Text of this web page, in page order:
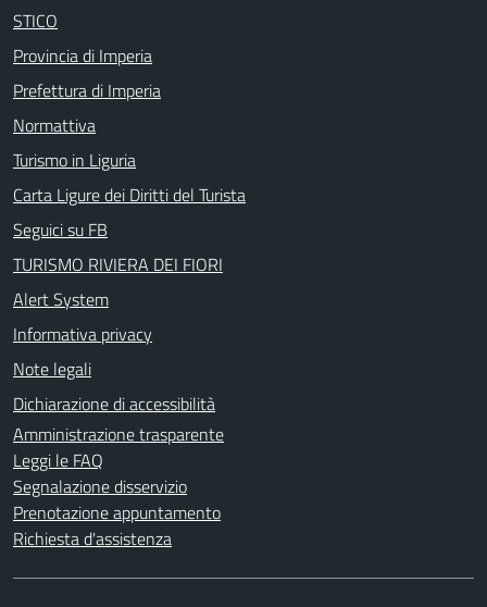
STICO
Provincia di Imperia
Prefettura di Imperia
Normattiva
Turismo in Liguria
Carta Ligure dei Diritti del Turista
Seguici su FB
TURISMO RIVIERA DEI FIORI
Alert System
Informativa privacy
Note legali
Dichiarazione di accessibilità
Amministrazione trasparente
Leggi le FAQ
Segnalazione disservizio
Prenotazione appuntamento
Richiesta d'assistenza